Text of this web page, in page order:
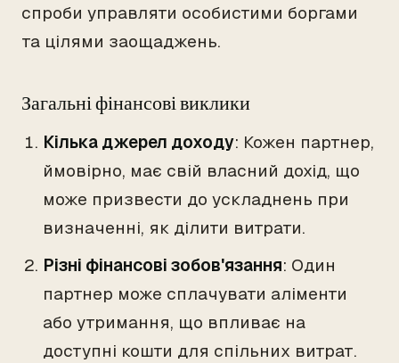
спроби управляти особистими боргами
та цілями заощаджень.
Загальні фінансові виклики
Кілька джерел доходу: Кожен партнер,
ймовірно, має свій власний дохід, що
може призвести до ускладнень при
визначенні, як ділити витрати.
Різні фінансові зобов'язання: Один
партнер може сплачувати аліменти
або утримання, що впливає на
доступні кошти для спільних витрат.